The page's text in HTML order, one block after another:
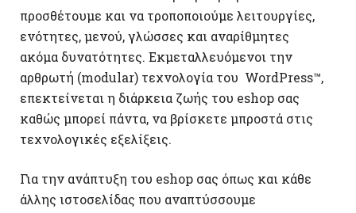
προσθέτουμε και να τροποποιούμε λειτουργίες,
ενότητες, μενού, γλώσσες και αναρίθμητες
ακόμα δυνατότητες. Εκμεταλλευόμενοι την
αρθρωτή (modular) τεχνολογία του WordPress™,
επεκτείνεται η διάρκεια ζωής του eshop σας
καθώς μπορεί πάντα, να βρίσκετε μπροστά στις
τεχνολογικές εξελίξεις.
Για την ανάπτυξη του eshop σας όπως και κάθε
άλλης ιστοσελίδας που αναπτύσσουμε